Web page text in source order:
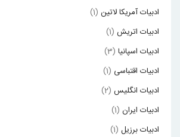
ادبیات آمریکا لاتین (1)
ادبیات اتریش (1)
ادبیات اسپانیا (3)
ادبیات اقتباسی (1)
ادبیات انگلیس (2)
ادبیات ایران (1)
ادبیات برزیل (1)